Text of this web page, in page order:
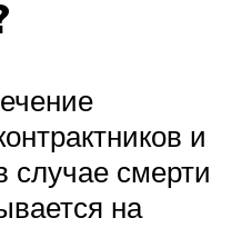
и
случае смерти
на